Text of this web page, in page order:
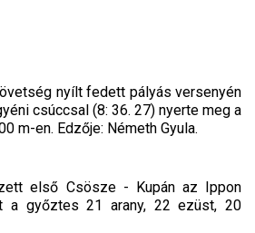
nyílt fedett pályás versenyén
csúccsal (8: 36. 27) nyerte meg a
m-en. Edzője: Németh Gyula.
első Csösze - Kupán az Ippon
a győztes 21 arany, 22 ezüst, 20